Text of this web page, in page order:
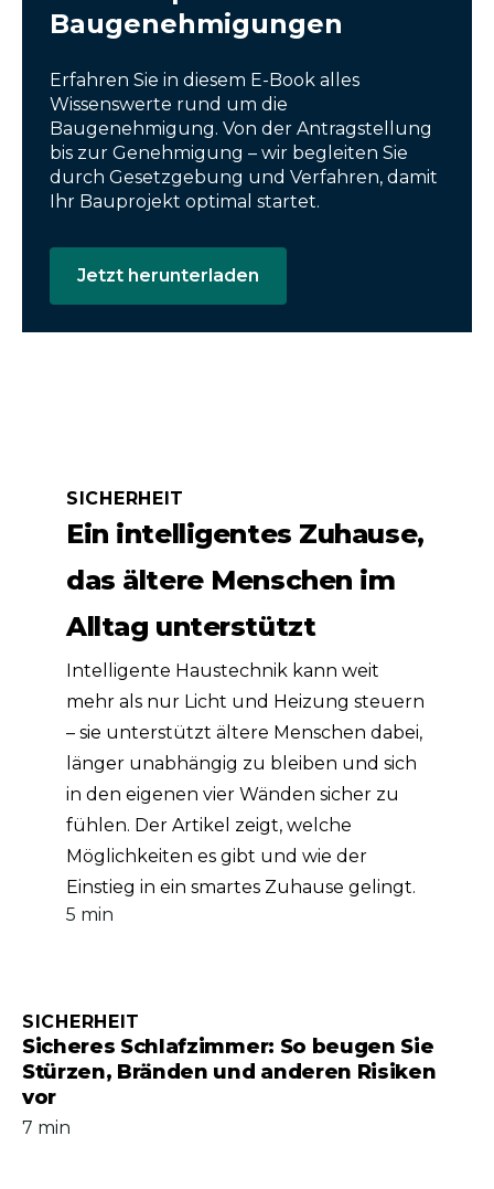
Baugenehmigungen
Erfahren Sie in diesem E-Book alles
Wissenswerte rund um die
Baugenehmigung. Von der Antragstellung
bis zur Genehmigung – wir begleiten Sie
durch Gesetzgebung und Verfahren, damit
Ihr Bauprojekt optimal startet.
Jetzt herunterladen
Ein intelligentes Zuhause,
das ältere Menschen im
Alltag unterstützt
SICHERHEIT
5 min
Intelligente Haustechnik kann weit
mehr als nur Licht und Heizung steuern
– sie unterstützt ältere Menschen dabei,
länger unabhängig zu bleiben und sich
in den eigenen vier Wänden sicher zu
fühlen. Der Artikel zeigt, welche
Möglichkeiten es gibt und wie der
Einstieg in ein smartes Zuhause gelingt.
Sicheres Schlafzimmer: So beugen Sie
Stürzen, Bränden und anderen Risiken
vor
SICHERHEIT
7 min